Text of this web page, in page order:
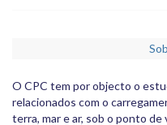
O CPC tem por objecto o
relacionados com o
terra, mar e ar, sob o ponto